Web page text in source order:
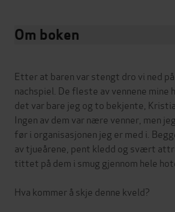
Om boken
Etter at baren var stengt dro vi ned
nachspiel. De fleste av vennene
det var bare jeg og to bekjente,
Ingen av dem var nære venner, men
før i organisasjonen jeg er med i.
av tjueårene, pent kledd og svært
tittet på dem i smug gjennom hele
Hva kommer å skje denne kveld?